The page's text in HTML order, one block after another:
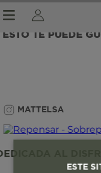
ESTO TE PUEDE
MATTELSA
AL
ESTE